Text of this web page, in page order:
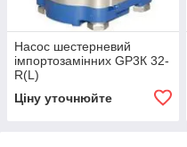
Насос шестерневий
імпортозамінних GP3К 32-
R(L)
Ціну уточнюйте